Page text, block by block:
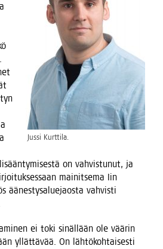
Jus­si Kurttila.
on vah­vis­tu­nut, ja
mai­nit­se­ma Iin
äänes­ty­sa­lue­jaos­ta vah­vis­ti
ei toki sinäl­lään ole vää­rin
yllät­tä­vää. On läh­tö­koh­tai­ses­ti